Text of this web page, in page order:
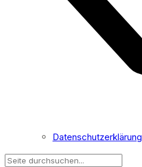
Datenschutzerklärung